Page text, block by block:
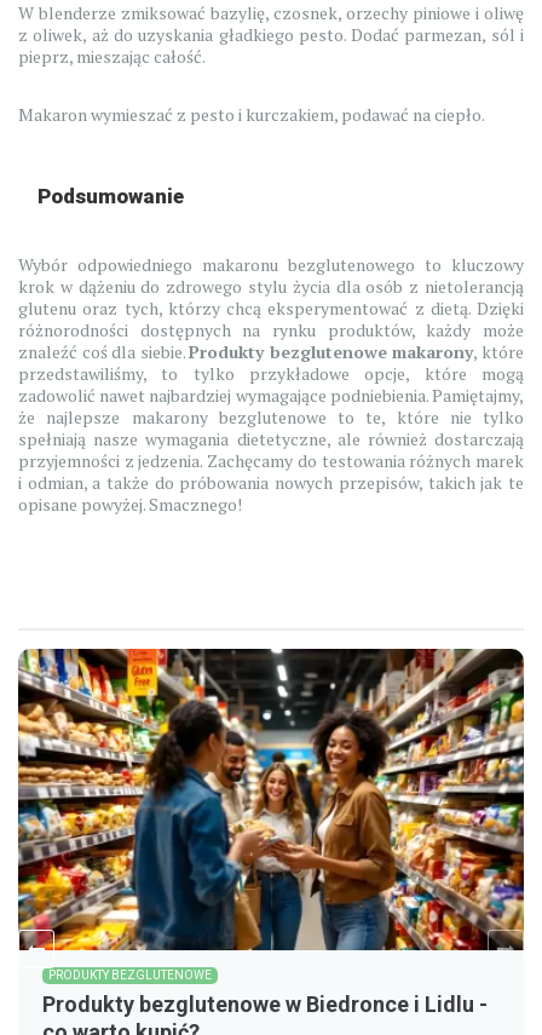
W blenderze zmiksować bazylię, czosnek, orzechy piniowe i oliwę
z oliwek, aż do uzyskania gładkiego pesto. Dodać parmezan, sól i
pieprz, mieszając całość.
Makaron wymieszać z pesto i kurczakiem, podawać na ciepło.
Podsumowanie
Wybór odpowiedniego makaronu bezglutenowego to kluczowy
krok w dążeniu do zdrowego stylu życia dla osób z nietolerancją
glutenu oraz tych, którzy chcą eksperymentować z dietą. Dzięki
różnorodności dostępnych na rynku produktów, każdy może
znaleźć coś dla siebie.Produkty bezglutenowe makarony, które
przedstawiliśmy, to tylko przykładowe opcje, które mogą
zadowolić nawet najbardziej wymagające podniebienia. Pamiętajmy,
że najlepsze makarony bezglutenowe to te, które nie tylko
spełniają nasze wymagania dietetyczne, ale również dostarczają
przyjemności z jedzenia. Zachęcamy do testowania różnych marek
i odmian, a także do próbowania nowych przepisów, takich jak te
opisane powyżej. Smacznego!
PRODUKTY BEZGLUTENOWE
Produkty bezglutenowe w Biedronce i Lidlu -